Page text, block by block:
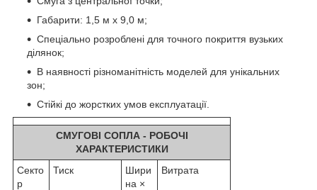
Габарити: 1,5 м x 9,0 м;
Спеціально розроблені для точного покриття вузьких
ділянок;
В наявності різноманітність моделей для унікальних
зон;
Стійкі до жорстких умов експлуатації.
СМУГОВІ СОПЛА - РОБОЧІ
ХАРАКТЕРИСТИКИ
Секто
р
Тиск
Шири
на ×
Витрата